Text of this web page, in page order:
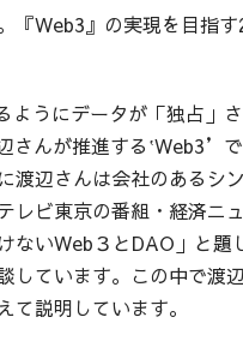
『Web3』の実現を目指
ようにデータが「独占」
さんが推進する‛Web3’
渡辺さんは会社のあるシ
レビ東京の番組・経済ニ
ないWeb３とDAO」と題
しています。この中で渡
て説明しています。